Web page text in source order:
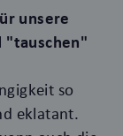
unsere
"tauschen"
so
eklatant.